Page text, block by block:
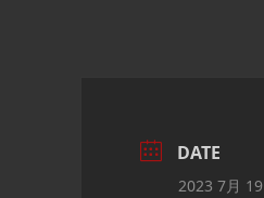
DATE
2023 7月 19